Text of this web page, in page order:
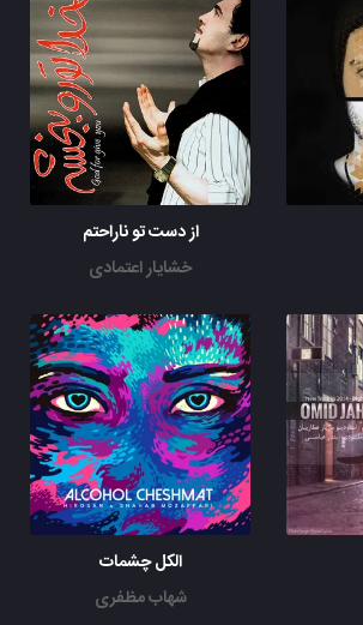
از دست تو ناراحتم
خشایار اعتمادی
الکل چشمات
شهاب مظفری